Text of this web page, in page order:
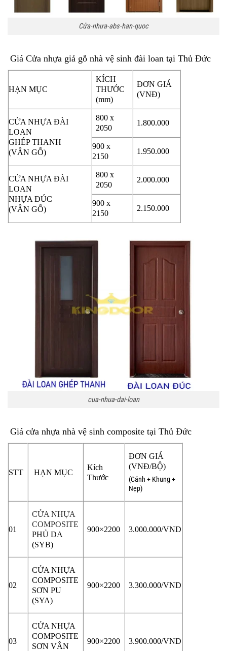
Cửa-nhưa-abs-han-quoc
Giá Cửa nhựa giả gỗ nhà vệ sinh đài loan tại Thủ Đức
HẠN MỤC
KÍCH
THƯỚC
(mm)
ĐƠN GIÁ
(VNĐ)
CỬA NHỰA ĐÀI
LOAN
GHÉP THANH
(VÂN GỖ)
800 x
2050
1.800.000
900 x
2150
1.950.000
CỬA NHỰA ĐÀI
LOAN
NHỰA ĐÚC
(VÂN GỖ)
800 x
2050
2.000.000
900 x
2150
2.150.000
cua-nhua-dai-loan
Giá cửa nhựa nhà vệ sinh composite tại Thủ Đức
STT HẠN MỤC
Kích
Thước
ĐƠN GIÁ
(VNĐ/BỘ)
(Cánh + Khung +
Nẹp)
01
CỬA NHỰA
COMPOSITE
PHỦ DA
(SYB)
900×2200 3.000.000/VND
02
CỬA NHỰA
COMPOSITE
SƠN PU
(SYA)
900×2200 3.300.000/VND
03
CỬA NHỰA
COMPOSITE
SƠN VÂN
900×2200 3.900.000/VND